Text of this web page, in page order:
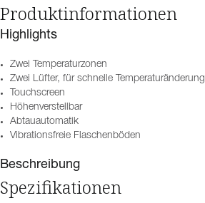
Produktinformationen
Highlights
Zwei Temperaturzonen
Zwei Lüfter, für schnelle Temperaturänderung
Touchscreen
Höhenverstellbar
Abtauautomatik
Vibrationsfreie Flaschenböden
Beschreibung
Spezifikationen